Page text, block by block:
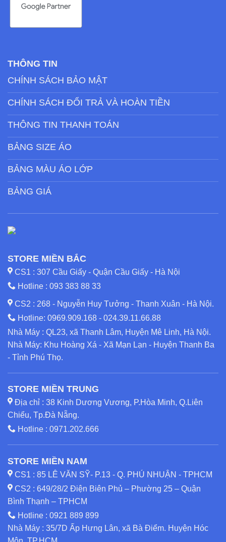
THÔNG TIN
CHÍNH SÁCH BẢO MẬT
CHÍNH SÁCH ĐỔI TRẢ VÀ HOÀN TIỀN
THÔNG TIN THANH TOÁN
BẢNG SIZE ÁO
BẢNG MÀU ÁO LỚP
BẢNG GIÁ
STORE MIỀN BẮC
CS1 : 307 Cầu Giấy - Quận Cầu Giấy - Hà Nội
Hotline : 093 383 88 33
CS2 : 268 - Nguyễn Huy Tưởng - Thanh Xuân - Hà Nội.
Hotline: 0969.909.168 - 024.39.11.66.88
Nhà Máy : QL23, xã Thanh Lâm, Huyện Mê Linh, Hà Nội.
Nhà Máy: Khu Hoàng Xá - Xã Mạn Lạn - Huyện Thanh Ba
- Tỉnh Phú Thọ.
STORE MIỀN TRUNG
Địa chỉ : 38 Kinh Dương Vương, P.Hòa Minh, Q.Liên
Chiểu, Tp.Đà Nẵng.
Hotline : 0971.202.666
STORE MIỀN NAM
CS1 : 85 LÊ VĂN SỸ- P.13 - Q. PHÚ NHUẬN - TPHCM
CS2 : 649/28/2 Điện Biên Phủ – Phường 25 – Quận
Bình Thạnh – TPHCM
Hotline : 0921 889 899
Nhà Máy : 35/7D Ấp Hưng Lân, xã Bà Điểm. Huyện Hóc